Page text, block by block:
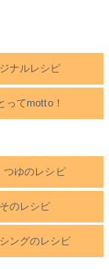
ナルレシピ
ってmotto！
つゆのレシピ
のレシピ
ングのレシピ